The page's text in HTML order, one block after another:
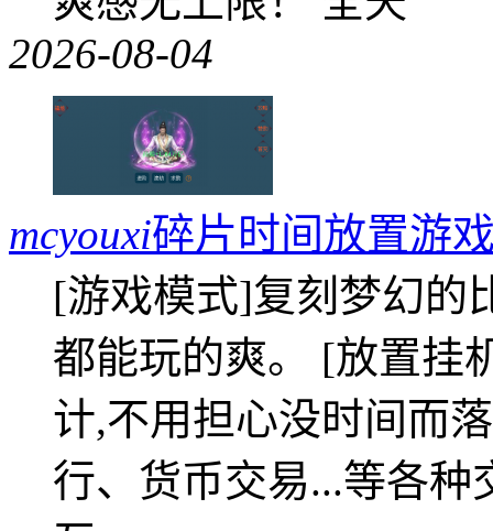
2026-08-04
mcyouxi碎片时间放置游
[游戏模式]复刻梦幻的
都能玩的爽。 [放置挂
计,不用担心没时间而
行、货币交易...等各